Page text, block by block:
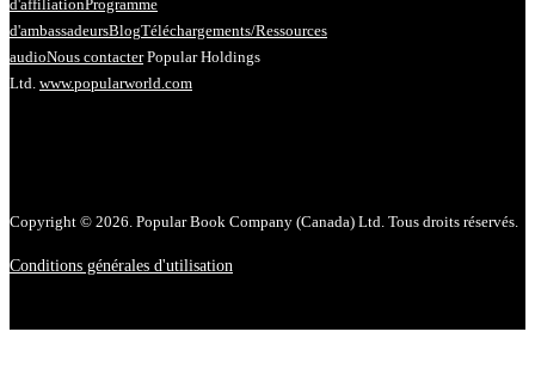
d'affiliationProgramme
d'ambassadeursBlogTéléchargements/Ressources
audioNous contacter Popular Holdings
Ltd. www.popularworld.com
Copyright © 2026. Popular Book Company (Canada) Ltd. Tous droits réservés.
Conditions générales d'utilisation